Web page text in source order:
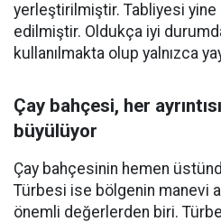
yerleştirilmiştir. Tabliyesi yine
edilmiştir. Oldukça iyi
kullanılmakta olup yalnızca
Çay bahçesi, her
büyülüyor
Çay bahçesinin hemen
Türbesi ise bölgenin manevi
önemli değerlerden biri.